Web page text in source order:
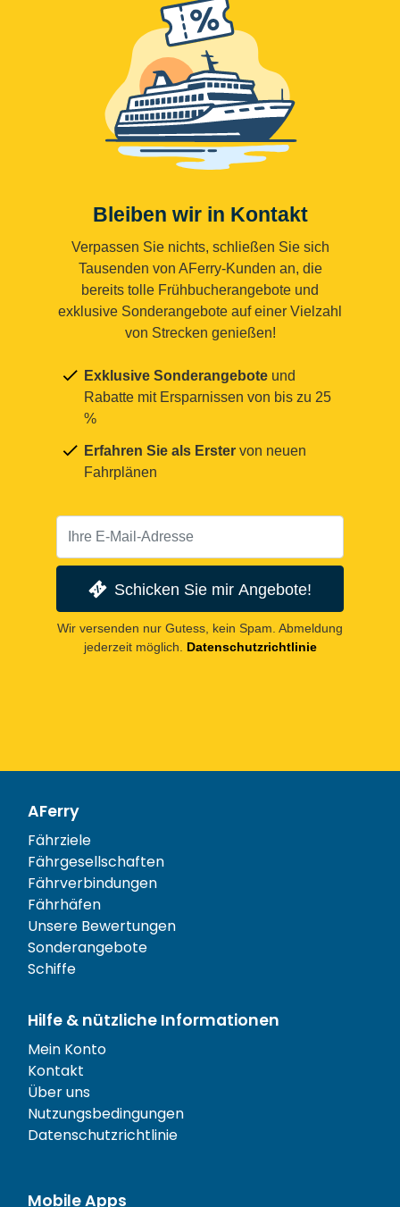
Bleiben wir in Kontakt
Verpassen Sie nichts, schließen Sie sich
Tausenden von AFerry-Kunden an, die
bereits tolle Frühbucherangebote und
exklusive Sonderangebote auf einer Vielzahl
von Strecken genießen!
Exklusive Sonderangebote und
Rabatte mit Ersparnissen von bis zu 25
%
Erfahren Sie als Erster von neuen
Fahrplänen
Schicken Sie mir Angebote!
Wir versenden nur Gutess, kein Spam. Abmeldung
jederzeit möglich.
Datenschutzrichtlinie
AFerry
Fährziele
Fährgesellschaften
Fährverbindungen
Fährhäfen
Unsere Bewertungen
Sonderangebote
Schiffe
Hilfe & nützliche Informationen
Mein Konto
Kontakt
Über uns
Nutzungsbedingungen
Datenschutzrichtlinie
Mobile Apps